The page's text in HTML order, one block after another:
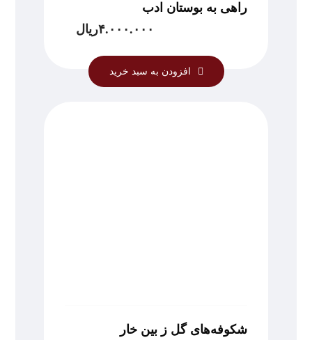
راهی به بوستان ادب
۴.۰۰۰.۰۰۰ریال
افزودن به سبد خرید
شکوفه‌های گل ز بین خار